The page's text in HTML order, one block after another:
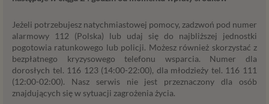
Jeżeli potrzebujesz natychmiastowej pomocy, zadzwoń pod numer
alarmowy 112 (Polska) lub udaj się do najbliższej jednostki
pogotowia ratunkowego lub policji. Możesz również skorzystać z
bezpłatnego kryzysowego telefonu wsparcia. Numer dla
dorosłych tel. 116 123 (14:00-22:00), dla młodzieży tel. 116 111
(12:00-02:00). Nasz serwis nie jest przeznaczony dla osób
znajdujących się w sytuacji zagrożenia życia.
podstawa przetwarzania danych dotyczy
uzasadnione z uwagi na nasze usprawiedliwione
potrzeby, co obejmuje między innymi konieczność
zapewnienia bezpieczeństwa usługi (np.
sprawdzenie, czy do Twojego konta nie loguje się
nieuprawniona osoba), dokonanie pomiarów
statystycznych, ulepszania naszych usług i